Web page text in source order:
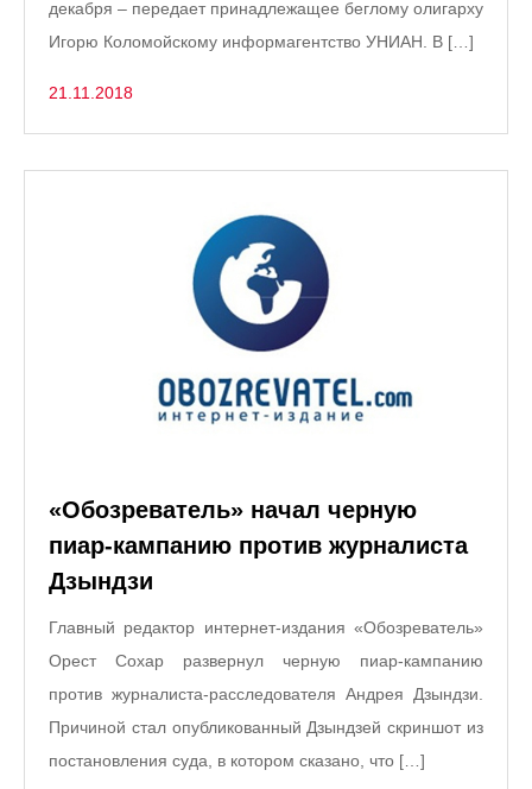
декабря – передает принадлежащее беглому олигарху
Игорю Коломойскому информагентство УНИАН. В […]
21.11.2018
«Обозреватель» начал черную
пиар-кампанию против журналиста
Дзындзи
Главный редактор интернет-издания «Обозреватель»
Орест Сохар развернул черную пиар-кампанию
против журналиста-расследователя Андрея Дзындзи.
Причиной стал опубликованный Дзындзей скриншот из
постановления суда, в котором сказано, что […]